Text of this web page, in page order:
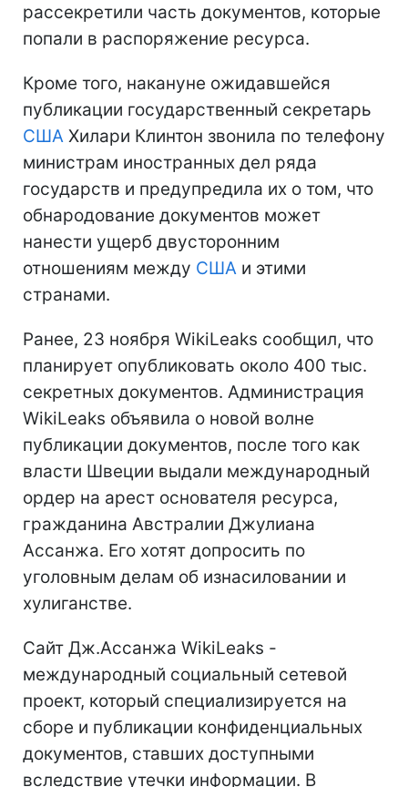
рассекретили часть документов, которые
попали в распоряжение ресурса.
Кроме того, накануне ожидавшейся
публикации государственный секретарь
США Хилари Клинтон звонила по телефону
министрам иностранных дел ряда
государств и предупредила их о том, что
обнародование документов может
нанести ущерб двусторонним
отношениям между США и этими
странами.
Ранее, 23 ноября WikiLeaks сообщил, что
планирует опубликовать около 400 тыс.
секретных документов. Администрация
WikiLeaks объявила о новой волне
публикации документов, после того как
власти Швеции выдали международный
ордер на арест основателя ресурса,
гражданина Австралии Джулиана
Ассанжа. Его хотят допросить по
уголовным делам об изнасиловании и
хулиганстве.
Сайт Дж.Ассанжа WikiLeaks -
международный социальный сетевой
проект, который специализируется на
сборе и публикации конфиденциальных
документов, ставших доступными
вследствие утечки информации. В